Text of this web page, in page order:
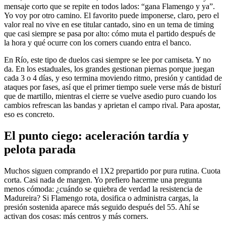
mensaje corto que se repite en todos lados: “gana Flamengo y ya”.
Yo voy por otro camino. El favorito puede imponerse, claro, pero el
valor real no vive en ese titular cantado, sino en un tema de timing
que casi siempre se pasa por alto: cómo muta el partido después de
la hora y qué ocurre con los corners cuando entra el banco.
En Río, este tipo de duelos casi siempre se lee por camiseta. Y no
da. En los estaduales, los grandes gestionan piernas porque juegan
cada 3 o 4 días, y eso termina moviendo ritmo, presión y cantidad de
ataques por fases, así que el primer tiempo suele verse más de bisturí
que de martillo, mientras el cierre se vuelve asedio puro cuando los
cambios refrescan las bandas y aprietan el campo rival. Para apostar,
eso es concreto.
El punto ciego: aceleración tardía y
pelota parada
Muchos siguen comprando el 1X2 prepartido por pura rutina. Cuota
corta. Casi nada de margen. Yo prefiero hacerme una pregunta
menos cómoda: ¿cuándo se quiebra de verdad la resistencia de
Madureira? Si Flamengo rota, dosifica o administra cargas, la
presión sostenida aparece más seguido después del 55. Ahí se
activan dos cosas: más centros y más corners.